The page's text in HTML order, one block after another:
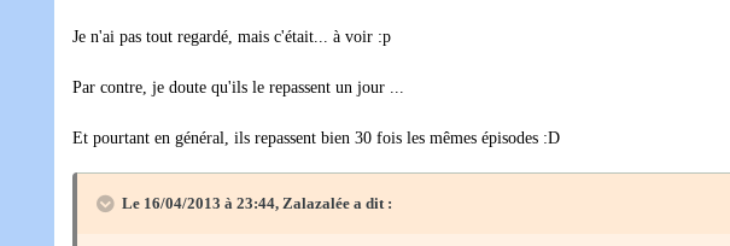
Je n'ai pas tout regardé, mais c'était... à voir :p
Par contre, je doute qu'ils le repassent un jour ...
Et pourtant en général, ils repassent bien 30 fois les mêmes épisodes :D
Le 16/04/2013 à 23:44, Zalazalée a dit :